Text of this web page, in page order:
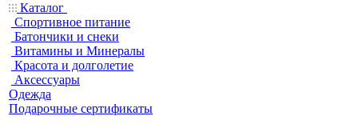
Каталог
Спортивное питание
Батончики и снеки
Витамины и Минералы
Красота и долголетие
Аксессуары
Одежда
Подарочные сертификаты